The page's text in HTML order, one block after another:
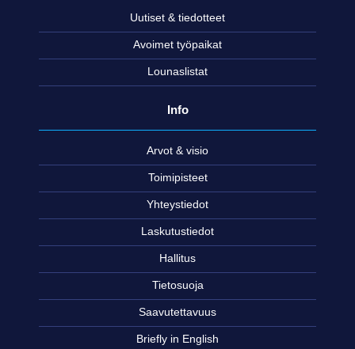
Uutiset & tiedotteet
Avoimet työpaikat
Lounaslistat
Info
Arvot & visio
Toimipisteet
Yhteystiedot
Laskutustiedot
Hallitus
Tietosuoja
Saavutettavuus
Briefly in English